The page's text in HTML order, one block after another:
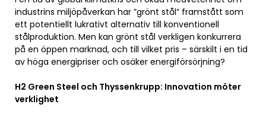
industrins miljöpåverkan har ”grönt stål” framstått som
ett potentiellt lukrativt alternativ till konventionell
stålproduktion. Men kan grönt stål verkligen konkurrera
på en öppen marknad, och till vilket pris – särskilt i en tid
av höga energipriser och osäker energiförsörjning?
H2 Green Steel och Thyssenkrupp: Innovation möter
verklighet